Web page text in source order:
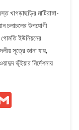
খাগড়াছড়ির মাটিরাঙ্গা-
চলাচলের উপযোগী
ইউনিয়নের
সূত্রে জানা যায়,
ভূঁইয়ার নির্দেশনায়